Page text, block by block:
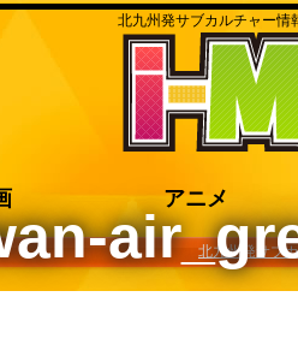
北九州発サブカルチャー情
アニメ
北九州発サブ